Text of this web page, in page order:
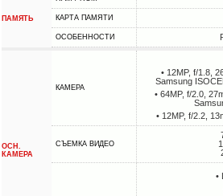
ПАМЯТЬ КАРТА ПАМЯТИ
ОСОБЕННОСТИ
ОСН.
КАМЕРА
КАМЕРА
• 12MP, f/1.8,
Samsung
• 64MP, f/2.0,
• 12MP, f/2.2,
СЪЕМКА ВИДЕО
•